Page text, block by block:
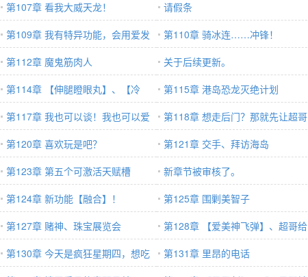
事人！
第107章 看我大威天龙！
请假条
第109章 我有特异功能，会用爱发
电！
第110章 骑冰连……冲锋！
第112章 魔鬼筋肉人
关于后续更新。
第114章 【伸腿瞪眼丸】、【冷
锋】
第115章 港岛恐龙灭绝计划
第117章 我也可以谈！我也可以爱
囯！
第118章 想走后门？那就先让超哥
走一走后门！
第120章 喜欢玩是吧？
第121章 交手、拜访海岛
第123章 第五个可激活天赋槽
新章节被审核了。
第124章 新功能【融合】！
第125章 围剿美智子
第127章 赌神、珠宝展览会
第128章 【爱美神飞弹】、超哥给
你纹个身！
第130章 今天是疯狂星期四，想吃
第131章 里昂的电话